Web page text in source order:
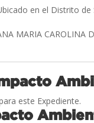
en el Distrito de
MARIA CAROLINA
este Expediente.